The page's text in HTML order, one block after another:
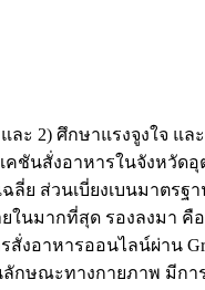
2) ศึกษาแรงจูงใจ แล
ชันสั่งอาหารในจังหวัด
ย ส่วนเบี่ยงเบนมาตรฐ
ในมากที่สุด รองลงมา คื
อาหารออนไลน์ผ่าน
ลักษณะทางกายภาพ มีก